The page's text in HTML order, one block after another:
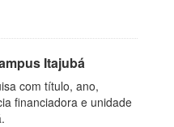
Itajubá
com título, ano,
financiadora e unidade